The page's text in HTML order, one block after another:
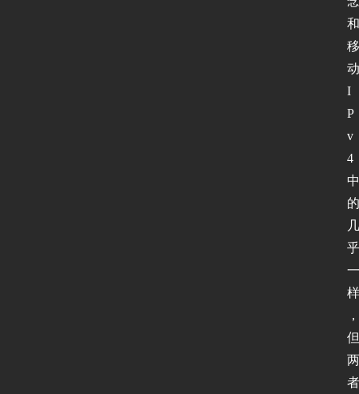
和
移
动
I
P
v
4
中
的
几
乎
一
样
，
但
两
者